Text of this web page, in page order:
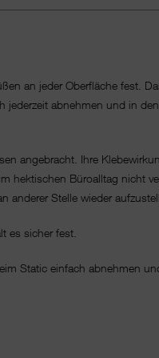
an jeder Oberfläche fest.
jederzeit abnehmen und in
angebracht. Ihre
hektischen Büroalltag nicht
Stelle wieder
es sicher fest.
Static einfach abnehmen